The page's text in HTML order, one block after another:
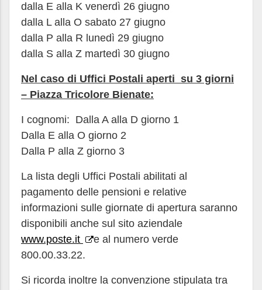
dalla E alla K venerdì 26 giugno
dalla L alla O sabato 27 giugno
dalla P alla R lunedì 29 giugno
dalla S alla Z martedì 30 giugno
Nel caso di Uffici Postali aperti su 3 giorni
– Piazza Tricolore Bienate:
I cognomi: Dalla A alla D giorno 1
Dalla E alla O giorno 2
Dalla P alla Z giorno 3
La lista degli Uffici Postali abilitati al
pagamento delle pensioni e relative
informazioni sulle giornate di apertura saranno
disponibili anche sul sito aziendale
www.poste.it
e al numero verde
800.00.33.22.
Si ricorda inoltre la convenzione stipulata tra